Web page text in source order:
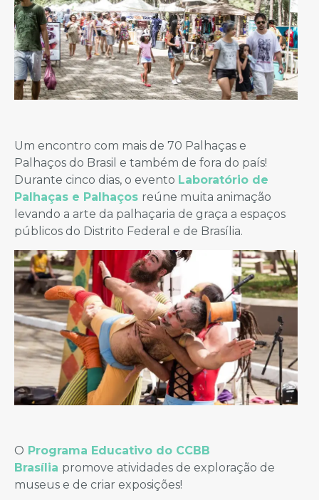
Um encontro com mais de 70 Palhaças e
Palhaços do Brasil e também de fora do país!
Durante cinco dias, o evento Laboratório de
Palhaças e Palhaços reúne muita animação
levando a arte da palhaçaria de graça a espaços
públicos do Distrito Federal e de Brasília.
O Programa Educativo do CCBB
Brasília promove atividades de exploração de
museus e de criar exposições!